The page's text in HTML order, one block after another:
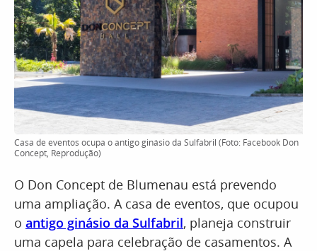
Casa de eventos ocupa o antigo ginásio da Sulfabril (Foto: Facebook Don
Concept, Reprodução)
O Don Concept de Blumenau está prevendo
uma ampliação. A casa de eventos, que ocupou
o antigo ginásio da Sulfabril, planeja construir
uma capela para celebração de casamentos. A